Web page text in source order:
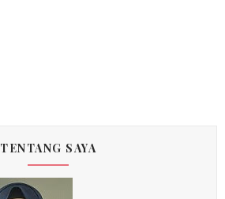
TENTANG SAYA